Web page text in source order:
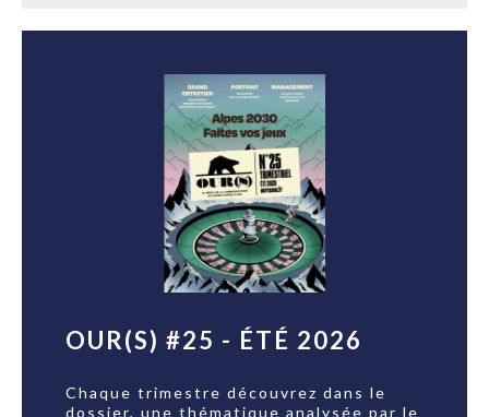
OUR(S) #25 - ÉTÉ 2026
Chaque trimestre découvrez dans le
dossier, une thématique analysée par le